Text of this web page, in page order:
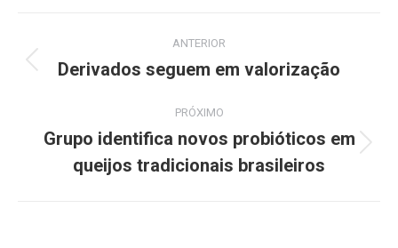
ANTERIOR
Derivados seguem em valorização
PRÓXIMO
Grupo identifica novos probióticos em
queijos tradicionais brasileiros